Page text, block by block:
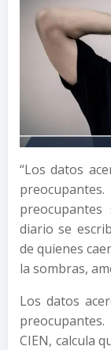
“Los datos
diario se
de quienes
la sombras,
Los datos
CIEN, calcula